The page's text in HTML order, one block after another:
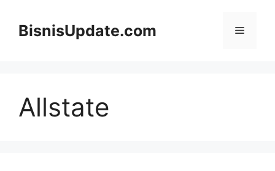
BisnisUpdate.com Menu
Allstate